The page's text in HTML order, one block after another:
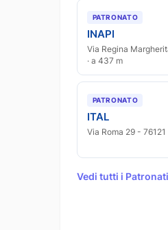
PATRONATO
INAPI
Via Regina
· a 437 m
PATRONATO
ITAL
Via Roma 29 -
Vedi tutti i